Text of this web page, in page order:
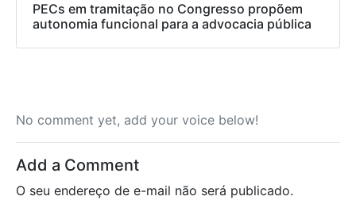
PECs em tramitação no Congresso propõem
autonomia funcional para a advocacia pública
No comment yet, add your voice below!
Add a Comment
O seu endereço de e-mail não será publicado.